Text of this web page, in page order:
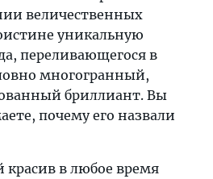
величественных
уникальную
переливающегося в
многогранный,
бриллиант. Вы
почему его назвали
в любое время